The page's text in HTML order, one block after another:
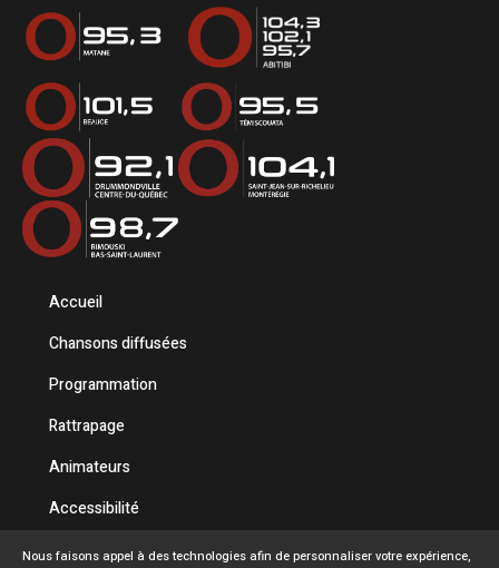
Accueil
Chansons diffusées
Programmation
Rattrapage
Animateurs
Accessibilité
Politique de confidentialité
Nous faisons appel à des technologies afin de personnaliser votre expérience,